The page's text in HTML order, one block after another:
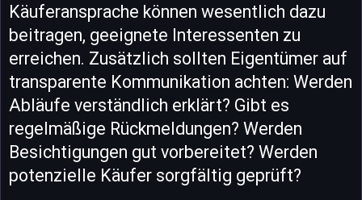
Käuferansprache können wesentlich dazu
beitragen, geeignete Interessenten zu
erreichen. Zusätzlich sollten Eigentümer auf
transparente Kommunikation achten: Werden
Abläufe verständlich erklärt? Gibt es
regelmäßige Rückmeldungen? Werden
Besichtigungen gut vorbereitet? Werden
potenzielle Käufer sorgfältig geprüft?